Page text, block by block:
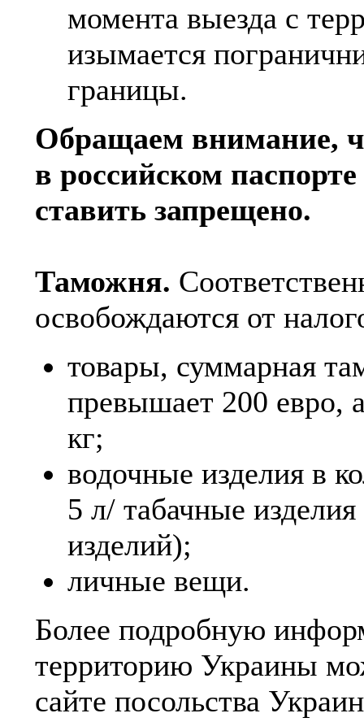
момента выезда с
изымается
границы.
Обращаем внимание,
в российском
ставить запрещено.
Таможня.
освобождаются от
товары, суммарная
превышает 200 евро,
кг;
водочные изделия в
5 л/ табачные
изделий);
личные вещи.
Более подробную
территорию Украины
сайте посольства